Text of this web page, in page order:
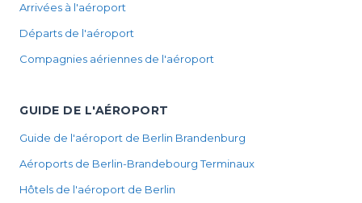
Arrivées à l'aéroport
Départs de l'aéroport
Compagnies aériennes de l'aéroport
GUIDE DE L'AÉROPORT
Guide de l'aéroport de Berlin Brandenburg
Aéroports de Berlin-Brandebourg Terminaux
Hôtels de l'aéroport de Berlin